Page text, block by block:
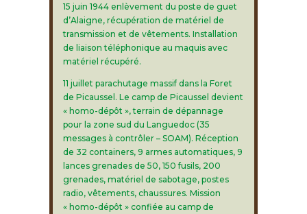
15 juin 1944 enlèvement du poste de guet
d’Alaigne, récupération de matériel de
transmission et de vêtements. Installation
de liaison téléphonique au maquis avec
matériel récupéré.
11 juillet parachutage massif dans la Foret
de Picaussel. Le camp de Picaussel devient
« homo-dépôt », terrain de dépannage
pour la zone sud du Languedoc (35
messages à contrôler – SOAM). Réception
de 32 containers, 9 armes automatiques, 9
lances grenades de 50, 150 fusils, 200
grenades, matériel de sabotage, postes
radio, vêtements, chaussures. Mission
« homo-dépôt » confiée au camp de